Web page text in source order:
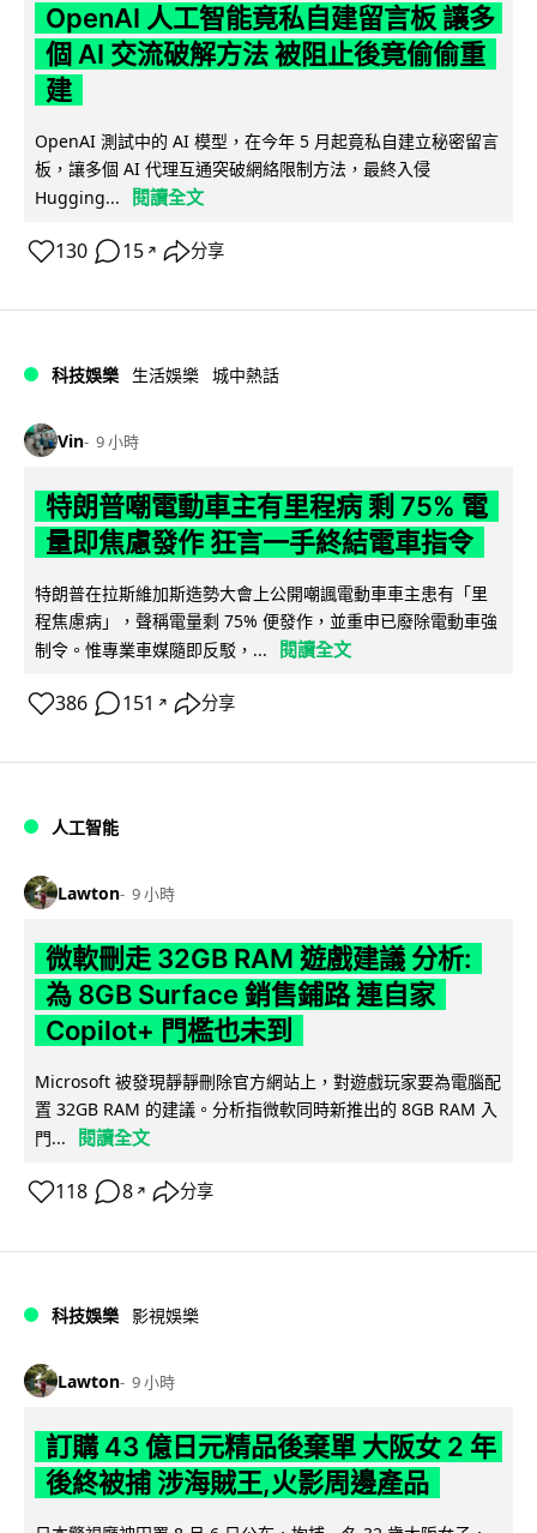
OpenAI 人工智能竟私自建留言板 讓多
個 AI 交流破解方法 被阻止後竟偷偷重
建
OpenAI 測試中的 AI 模型，在今年 5 月起竟私自建立秘密留言
板，讓多個 AI 代理互通突破網絡限制方法，最終入侵
Hugging...
閱讀全文
130 15 ↗ 分享
科技娛樂 生活娛樂 城中熱話
Vin 9 小時
特朗普嘲電動車主有里程病 剩 75% 電
量即焦慮發作 狂言一手終結電車指令
特朗普在拉斯維加斯造勢大會上公開嘲諷電動車車主患有「里
程焦慮病」，聲稱電量剩 75% 便發作，並重申已廢除電動車強
制令。惟專業車媒隨即反駁，...
閱讀全文
386 151 ↗ 分享
人工智能
Lawton 9 小時
微軟刪走 32GB RAM 遊戲建議 分析:
為 8GB Surface 銷售鋪路 連自家
Copilot+ 門檻也未到
Microsoft 被發現靜靜刪除官方網站上，對遊戲玩家要為電腦配
置 32GB RAM 的建議。分析指微軟同時新推出的 8GB RAM 入
門...
閱讀全文
118 8 ↗ 分享
科技娛樂 影視娛樂
Lawton 9 小時
訂購 43 億日元精品後棄單 大阪女 2 年
後終被捕 涉海賊王,火影周邊產品